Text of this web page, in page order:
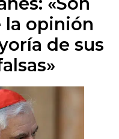
la opinión
de sus